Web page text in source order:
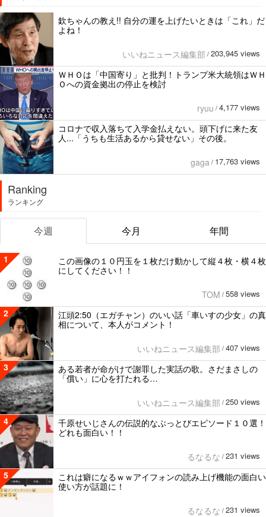
欽ちゃんの教え!! 自分の運を上げたいときは「これ」だ
よね！
いいねニュース編集部 / 203,945 views
ＷＨＯは「中国寄り」と批判！トランプ米大統領はＷＨ
Ｏへの資金拠出の停止を検討
ryuu / 4,177 views
コロナで収入落ちて入学金払えない。頭下げに来た友
人...「うちも生活あるから貸せない」その後。
gaga / 17,763 views
Ranking
ランキング
今週 今月 年間
1
この画像の１０円玉を１枚だけ動かして縦４枚・横４枚
にしてください！！
TOM / 558 views
2
江頭2:50（エガチャン）のいい話「車いすの少女」の真
相について、本人がコメント！
いいねニュース編集部 / 407 views
3
ある若者が命がけで謝罪した実話の歌。さだまさしの
「償い」に心を打たれる…
いいねニュース編集部 / 250 views
4
千原せいじさんの伝説的なぶっとびエピソード１０選！
どれも面白い！！
るなるな / 231 views
5
これは癖になるｗｗアイフォンの読み上げ機能の面白い
使い方が話題に！
るなるな / 231 views